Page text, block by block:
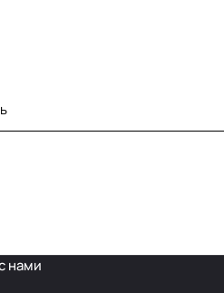
нами